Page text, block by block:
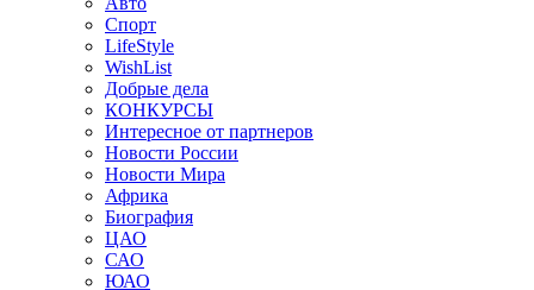
Спорт
LifeStyle
WishList
Добрые дела
КОНКУРСЫ
Интересное от партнеров
Новости России
Новости Мира
Африка
Биография
ЦАО
САО
ЮАО